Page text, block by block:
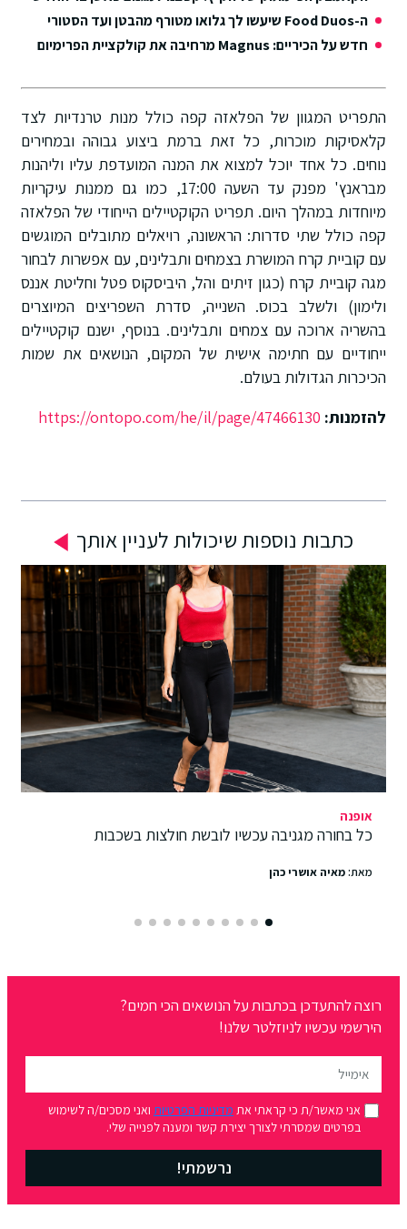
ה-Food Duos שיעשו לך גלואו מטורף מהבטן ועד הסטורי
חדש על הכיריים: Magnus מרחיבה את קולקציית הפרימיום
התפריט המגוון של הפלאזה קפה כולל מנות טרנדיות לצד
קלאסיקות מוכרות, כל זאת ברמת ביצוע גבוהה ובמחירים
נוחים. כל אחד יוכל למצוא את המנה המועדפת עליו וליהנות
מבראנץ' מפנק עד השעה 17:00, כמו גם ממנות עיקריות
מיוחדות במהלך היום. תפריט הקוקטיילים הייחודי של הפלאזה
קפה כולל שתי סדרות: הראשונה, רויאלים מתובלים המוגשים
עם קוביית קרח המושרת בצמחים ותבלינים, עם אפשרות לבחור
מגה קוביית קרח (כגון זיתים והל, היביסקוס פטל וחליטת אננס
ולימון) ולשלב בכוס. השנייה, סדרת השפריצים המיוצרים
בהשריה ארוכה עם צמחים ותבלינים. בנוסף, ישנם קוקטיילים
ייחודיים עם חתימה אישית של המקום, הנושאים את שמות
הכיכרות הגדולות בעולם.
להזמנות:https://ontopo.com/he/il/page/47466130
כתבות נוספות שיכולות לעניין אותך
אופנה
כל בחורה מגניבה עכשיו לובשת חולצות בשכבות
מאת:מאיה אושרי כהן
רוצה להתעדכן בכתבות על הנושאים הכי חמים?
הירשמי עכשיו לניוזלטר שלנו!
אני מאשר/ת כי קראתי אתמדיניות הפרטיותואני מסכים/ה לשימוש
בפרטים שמסרתי לצורך יצירת קשר ומענה לפנייה שלי.
נרשמתי!